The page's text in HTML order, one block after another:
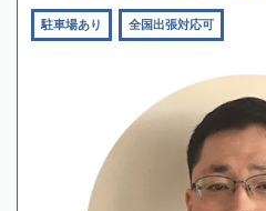
駐車場あり 全国出張対応可